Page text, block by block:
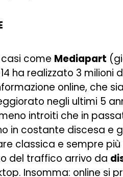
come Mediapart
ha realizzato 3 milioni
online, che
negli ultimi 5
introiti che in
in costante discesa e
classica e sempre più
del traffico arrivo da
Insomma: online si